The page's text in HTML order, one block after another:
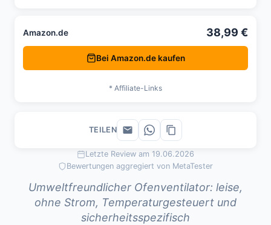
Letzte Review am 19.06.2026
Bewertungen aggregiert von MetaTester
Umweltfreundlicher Ofenventilator: leise,
ohne Strom, Temperaturgesteuert und
sicherheitsspezifisch
Amazon.de 38,99 €
Bei Amazon.de kaufen
* Affiliate-Links
TEILEN